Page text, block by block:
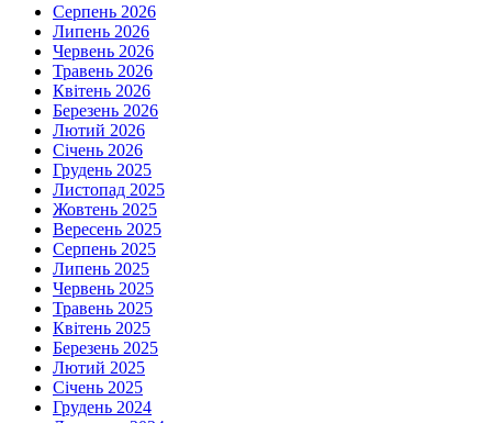
Серпень 2026
Липень 2026
Червень 2026
Травень 2026
Квітень 2026
Березень 2026
Лютий 2026
Січень 2026
Грудень 2025
Листопад 2025
Жовтень 2025
Вересень 2025
Серпень 2025
Липень 2025
Червень 2025
Травень 2025
Квітень 2025
Березень 2025
Лютий 2025
Січень 2025
Грудень 2024